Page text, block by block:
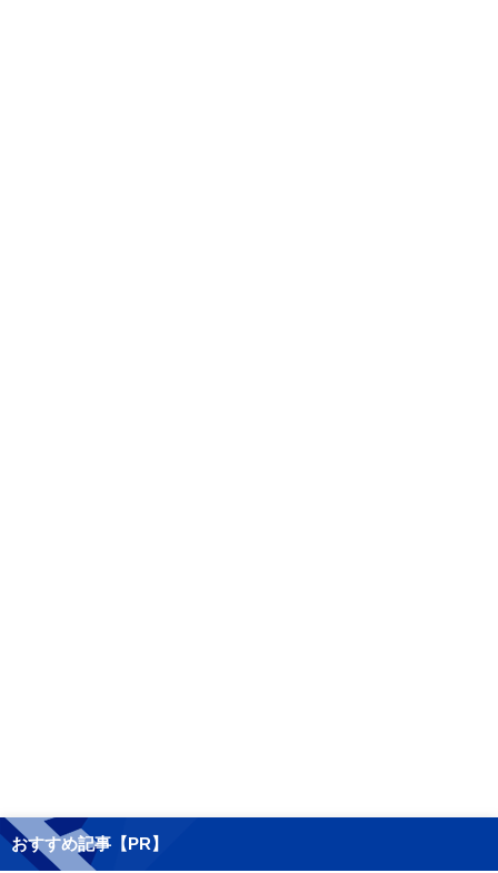
おすすめ記事【PR】